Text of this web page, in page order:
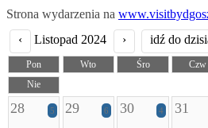
Strona wydarzenia na
‹
Listopad 2024 › idź do
Pon Wto Śro Czw
Nie
28 5 29 6 30 4 31